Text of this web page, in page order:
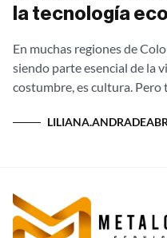
la tecnología
En muchas regiones de
siendo parte esencial de la
costumbre, es cultura. Pero
LILIANA.ANDRADE